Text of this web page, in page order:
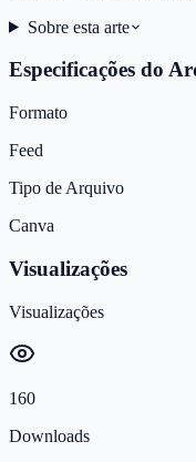
Sobre esta arte
Especificações do
Formato
Feed
Tipo de Arquivo
Canva
Visualizações
Visualizações
160
Downloads